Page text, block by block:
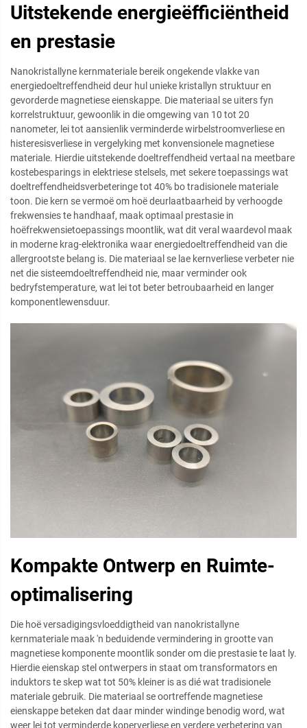
Uitstekende energieëfficiëntheid
en prestasie
Nanokristallyne kernmateriale bereik ongekende vlakke van
energiedoeltreffendheid deur hul unieke kristallyn struktuur en
gevorderde magnetiese eienskappe. Die materiaal se uiters fyn
korrelstruktuur, gewoonlik in die omgewing van 10 tot 20
nanometer, lei tot aansienlik verminderde wirbelstroomverliese en
histere­sisverliese in vergelyking met konvensionele magnetiese
materiale. Hierdie uitstekende doeltreffendheid vertaal na meetbare
kostebesparings in elektriese stelsels, met sekere toepassings wat
doeltreffendheidsverbeteringe tot 40% bo tradisionele materiale
toon. Die kern se vermoë om hoë deurlaatbaarheid by verhoogde
frekwensies te handhaaf, maak optimaal prestasie in
hoëfrekwensietoepassings moontlik, wat dit veral waardevol maak
in moderne krag-elektronika waar energiedoeltreffendheid van die
allergrootste belang is. Die materiaal se lae kernverliese verbeter nie
net die sisteemdoeltreffendheid nie, maar verminder ook
bedryfstemperature, wat lei tot beter betroubaarheid en langer
komponentlewensduur.
Kompakte Ontwerp en Ruimte-
optimalisering
Die hoë versadigingsvloeddigtheid van nanokristallyne
kernmateriale maak 'n beduidende vermindering in grootte van
magnetiese komponente moontlik sonder om die prestasie te laat ly.
Hierdie eienskap stel ontwerpers in staat om transformators en
induktors te skep wat tot 50% kleiner is as dié wat tradisionele
materiale gebruik. Die materiaal se oortreffende magnetiese
eienskappe beteken dat daar minder windinge benodig word, wat
weer lei tot verminderde koperverliese en verdere verbetering van